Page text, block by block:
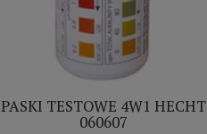
PASKI TESTOWE 4W1 HECHT
060607